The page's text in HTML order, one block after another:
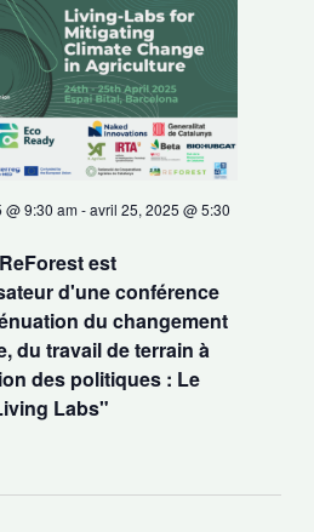
est
d'une conférence
du changement
du travail de terrain à
des politiques : Le
Labs"
@ 9:30 am-avril 25, 2025 @ 5:30